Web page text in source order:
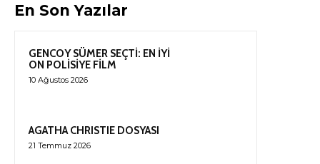
En Son Yazılar
GENCOY SÜMER SEÇTİ: EN İYİ
ON POLİSİYE FİLM
10 Ağustos 2026
AGATHA CHRISTIE DOSYASI
21 Temmuz 2026